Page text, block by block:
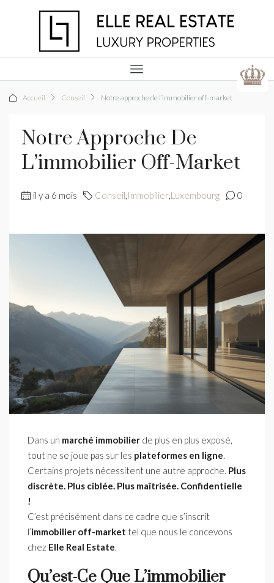
Accueil Conseil Notre approche de l’immobilier off-market
Notre Approche De
L’immobilier Off-Market
il y a 6 mois Conseil,Immobilier,Luxembourg 0
Dans un marché immobilier de plus en plus exposé,
tout ne se joue pas sur les plateformes en ligne.
Certains projets nécessitent une autre approche. Plus
discrète. Plus ciblée. Plus maîtrisée. Confidentielle
!
C’est précisément dans ce cadre que s’inscrit
l’immobilier off-market tel que nous le concevons
chez Elle Real Estate.
Qu’est-Ce Que L’immobilier